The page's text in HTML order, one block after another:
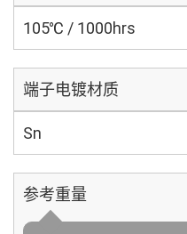
105℃ / 1000hrs
端子电镀材质
Sn
参考重量